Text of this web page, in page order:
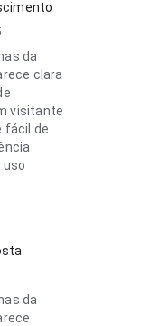
da
clara
visitante
fácil de
uso
da